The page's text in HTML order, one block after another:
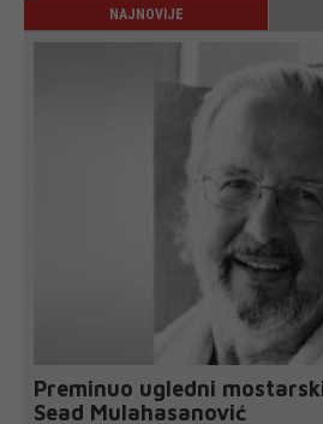
NAJNOVIJE
Preminuo ugledni
Sead Mulahasanović